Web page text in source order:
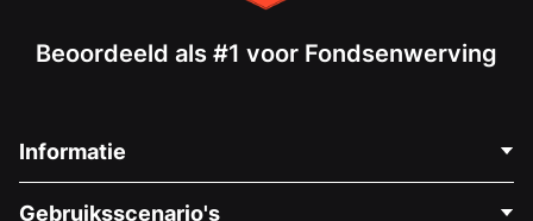
Beoordeeld als #1 voor Fondsenwerving
Informatie
Gebruiksscenario's